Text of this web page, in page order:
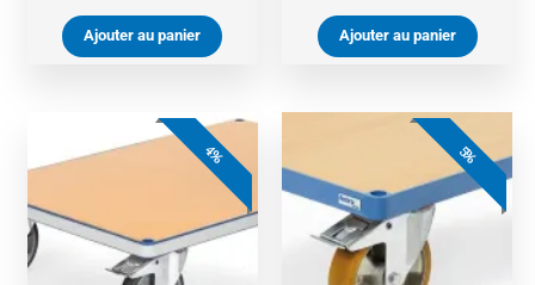
Ajouter au panier Ajouter au panier
4%
Le
prix
initial
49,00 €.
Le
actuel
est :
47,00 €.
5%
prix
initial
était :
actuel
est :
212,00 €.